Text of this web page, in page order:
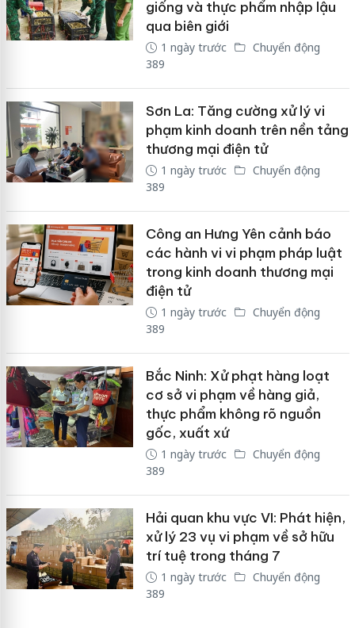
giống và thực phẩm nhập lậu
qua biên giới
1 ngày trước
Chuyển động
389
Sơn La: Tăng cường xử lý vi
phạm kinh doanh trên nền tảng
thương mại điện tử
1 ngày trước
Chuyển động
389
Công an Hưng Yên cảnh báo
các hành vi vi phạm pháp luật
trong kinh doanh thương mại
điện tử
1 ngày trước
Chuyển động
389
Bắc Ninh: Xử phạt hàng loạt
cơ sở vi phạm về hàng giả,
thực phẩm không rõ nguồn
gốc, xuất xứ
1 ngày trước
Chuyển động
389
Hải quan khu vực VI: Phát hiện,
xử lý 23 vụ vi phạm về sở hữu
trí tuệ trong tháng 7
1 ngày trước
Chuyển động
389